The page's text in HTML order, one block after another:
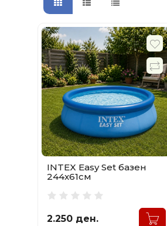
INTEX Easy Set базен
244x61см
2.250 ден.